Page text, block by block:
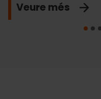
Veure més